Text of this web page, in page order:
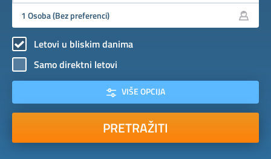
Letovi u bliskim danima
Samo direktni letovi
VIŠE OPCIJA
PRETRAŽITI